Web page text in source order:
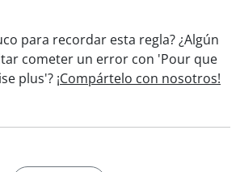
para recordar esta regla? ¿Algún
cometer un error con 'Pour que
plus'? ¡Compártelo con nosotros!